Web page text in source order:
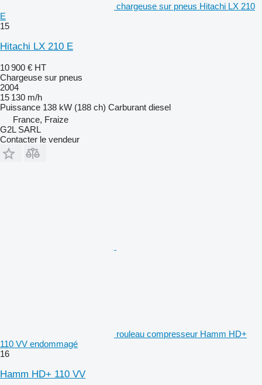
chargeuse sur pneus Hitachi LX 210
E
15
Hitachi LX 210 E
10 900 € HT
Chargeuse sur pneus
2004
15 130 m/h
Puissance 138 kW (188 ch) Carburant diesel
France, Fraize
G2L SARL
Contacter le vendeur
rouleau compresseur Hamm HD+
110 VV endommagé
16
Hamm HD+ 110 VV